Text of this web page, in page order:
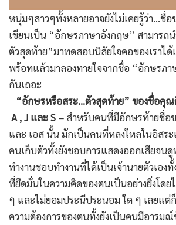
หนุ่มๆสาวๆทั้งหลายอาจยังไม่เคยรู้ว่า…ชื่อ
เขียนเป็น “อักษรภาษาอังกฤษ” สามารถ
ตัวสุดท้าย”มาทดสอบนิสัยใจคอของเราไ
พร้อทแล้วมาลองทายใจจากชื่อ “อักษรภ
กันเถอะ
“อักษรหรือสระ…ตัวสุดท้าย” ของชื่อคุ
A , J และ S – สำหรับคนที่มีอักษรท้ายชื่อข
และ เอส นั้น มักเป็นคนที่หลงใหลในอิสระ
คนเก็บตัวทั้งยังชอบการแสดงออกเสียจน
ทำงานชอบทำงานที่ได้เป็นเจ้านายตัวเอง
ที่ยึดมั่นในความคิดของตนเป็นอย่างยิ่งโดย
ๆ และไม่ยอมประนีประนอม ใด ๆ เลยแ
ความต้องการของตนทั้งยังเป็นคนมีอารม